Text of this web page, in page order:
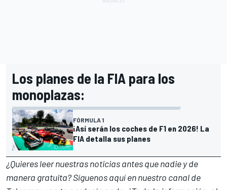
Los planes de la FIA para los
monoplazas:
FÓRMULA 1
¡Así serán los coches de F1 en 2026! La
FIA detalla sus planes
¿Quieres leer nuestras noticias antes que nadie y de
manera gratuita? Síguenosaquí en nuestro canal de